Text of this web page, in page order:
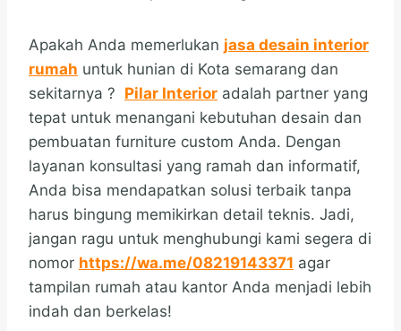
Apakah Anda memerlukan jasa desain interior
rumah untuk hunian di Kota semarang dan
sekitarnya ? Pilar Interior adalah partner yang
tepat untuk menangani kebutuhan desain dan
pembuatan furniture custom Anda. Dengan
layanan konsultasi yang ramah dan informatif,
Anda bisa mendapatkan solusi terbaik tanpa
harus bingung memikirkan detail teknis. Jadi,
jangan ragu untuk menghubungi kami segera di
nomor https://wa.me/08219143371 agar
tampilan rumah atau kantor Anda menjadi lebih
indah dan berkelas!